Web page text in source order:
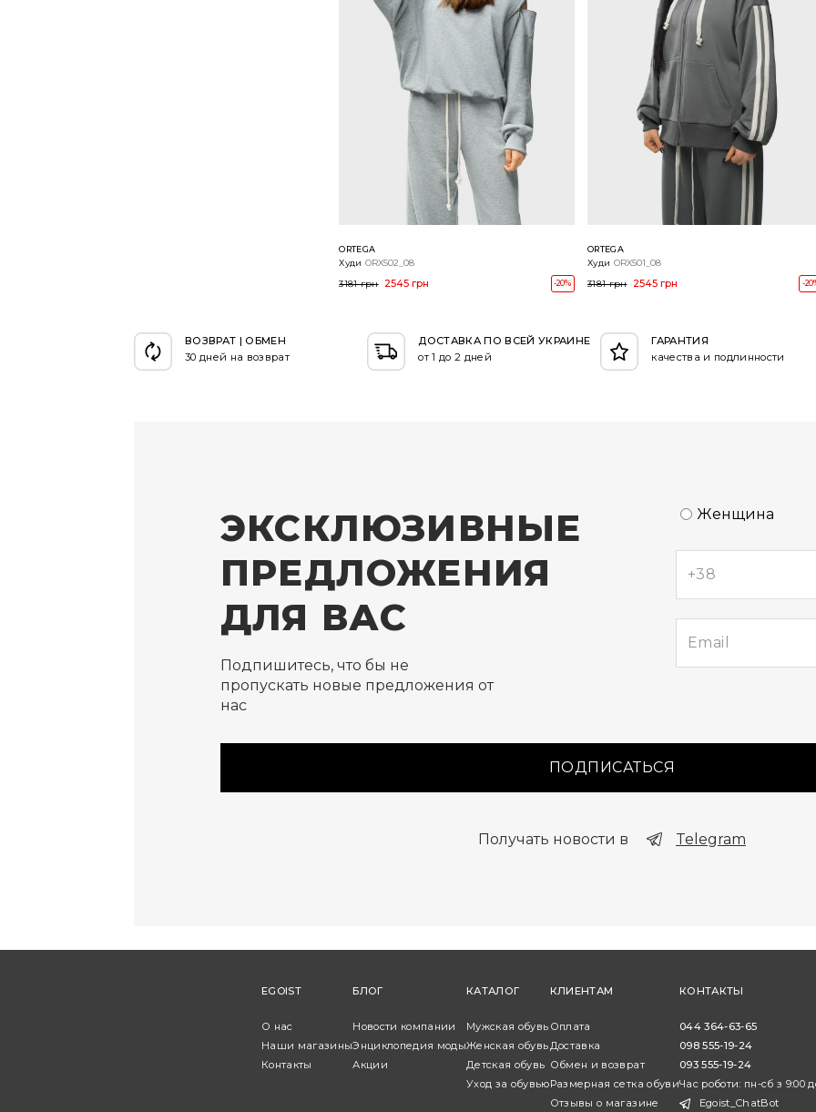
ORTEGA
Худи ORX502_08
3181 грн 2545 грн -20%
ORTEGA
Худи ORX501_08
3181 грн 2545 грн -
ВОЗВРАТ | ОБМЕН
30 дней на возврат
ДОСТАВКА ПО ВСЕЙ УКРАИНЕ
от 1 до 2 дней
ГАРАНТИЯ
качества и подлинности
ЭКСКЛЮЗИВНЫЕ
ПРЕДЛОЖЕНИЯ
ДЛЯ ВАС
Подпишитесь, что бы не
пропускать новые предложения от
нас
Женщина
ПОДПИСАТЬСЯ
Получать новости в Telegram
EGOIST
О нас
Наши магазины
Контакты
БЛОГ
Новости компании
Энциклопедия моды
Акции
КАТАЛОГ
Мужская обувь
Женская обувь
Детская обувь
Уход за обувью
КЛИЕНТАМ
Оплата
Доставка
Обмен и возврат
Размерная сетка обуви
Отзывы о магазине
КОНТАКТЫ
044 364-63-65
098 555-19-24
093 555-19-24
Час роботи: пн-сб з 9:00
Egoist_ChatBot